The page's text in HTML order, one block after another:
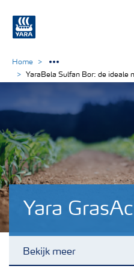
Yara
Bekijk meer
Home
YaraBela Sulfan Bor: de ideale